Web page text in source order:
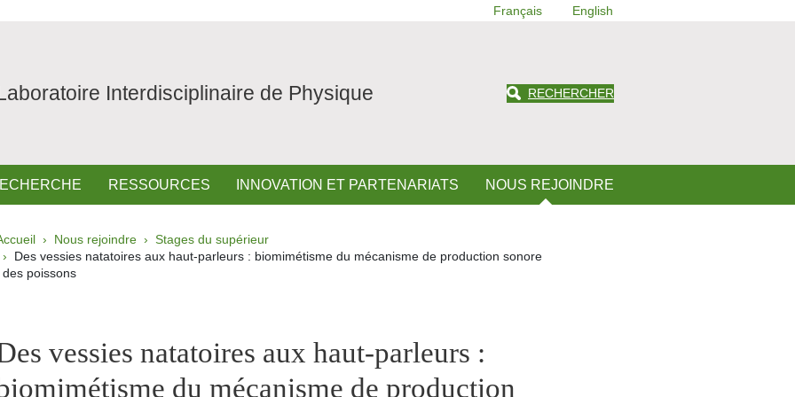
Français English
Interdisciplinaire de Physique RECHERCHER
RESSOURCES INNOVATION ET PARTENARIATS NOUS REJOINDRE
d'Ariane
Nous rejoindre
Stages du supérieur
Des vessies natatoires aux haut-parleurs : biomimétisme du mécanisme de production sonore
des poissons
Sidebar
vessies natatoires aux haut-parleurs :
du mécanisme de production